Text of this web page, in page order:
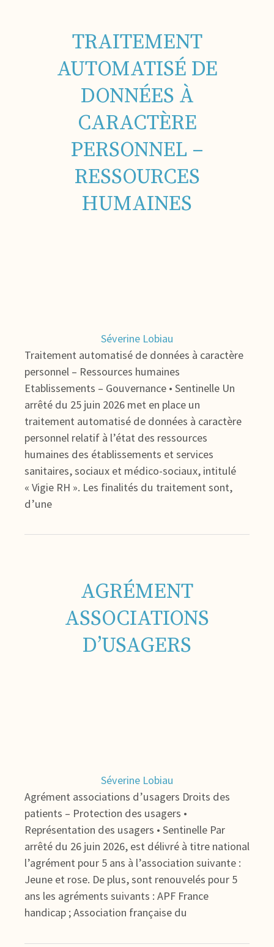
TRAITEMENT
AUTOMATISÉ DE
DONNÉES À
CARACTÈRE
PERSONNEL –
RESSOURCES
HUMAINES
Séverine Lobiau
Traitement automatisé de données à caractère
personnel – Ressources humaines
Etablissements – Gouvernance • Sentinelle Un
arrêté du 25 juin 2026 met en place un
traitement automatisé de données à caractère
personnel relatif à l’état des ressources
humaines des établissements et services
sanitaires, sociaux et médico-sociaux, intitulé
« Vigie RH ». Les finalités du traitement sont,
d’une
AGRÉMENT
ASSOCIATIONS
D’USAGERS
Séverine Lobiau
Agrément associations d’usagers Droits des
patients – Protection des usagers •
Représentation des usagers • Sentinelle Par
arrêté du 26 juin 2026, est délivré à titre national
l’agrément pour 5 ans à l’association suivante :
Jeune et rose. De plus, sont renouvelés pour 5
ans les agréments suivants : APF France
handicap ; Association française du